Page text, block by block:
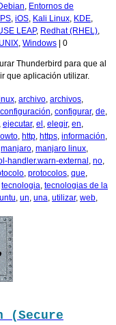
Entornos de
iOS Kali Linux KDE
LEAP, Redhat (RHEL)
UNIX Windows | 0
Thunderbird para que al
que aplicación utilizar.
archivo archivos
configuración configurar, de
ejecutar, el elegir, en
http https información
manjaro manjaro linux
handler.warn-external no
protocolos que
tecnologia tecnologias de la
un una utilizar, web
(Secure